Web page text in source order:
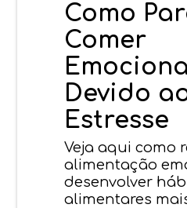
Como
Comer
Devido
Estresse
Veja aqui como
alimentação
desenvolver
alimentares